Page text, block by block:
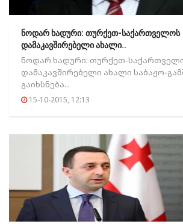
ნოდარ ხადური: თურქეთ-საქართველოს
დამაკავშირებელი ახალი..
ნოდარ ხადური: თურქეთ-
დამაკავშირებელი ახალი საბაჟო-
გაიხსნება...
15-10-2015, 12:13